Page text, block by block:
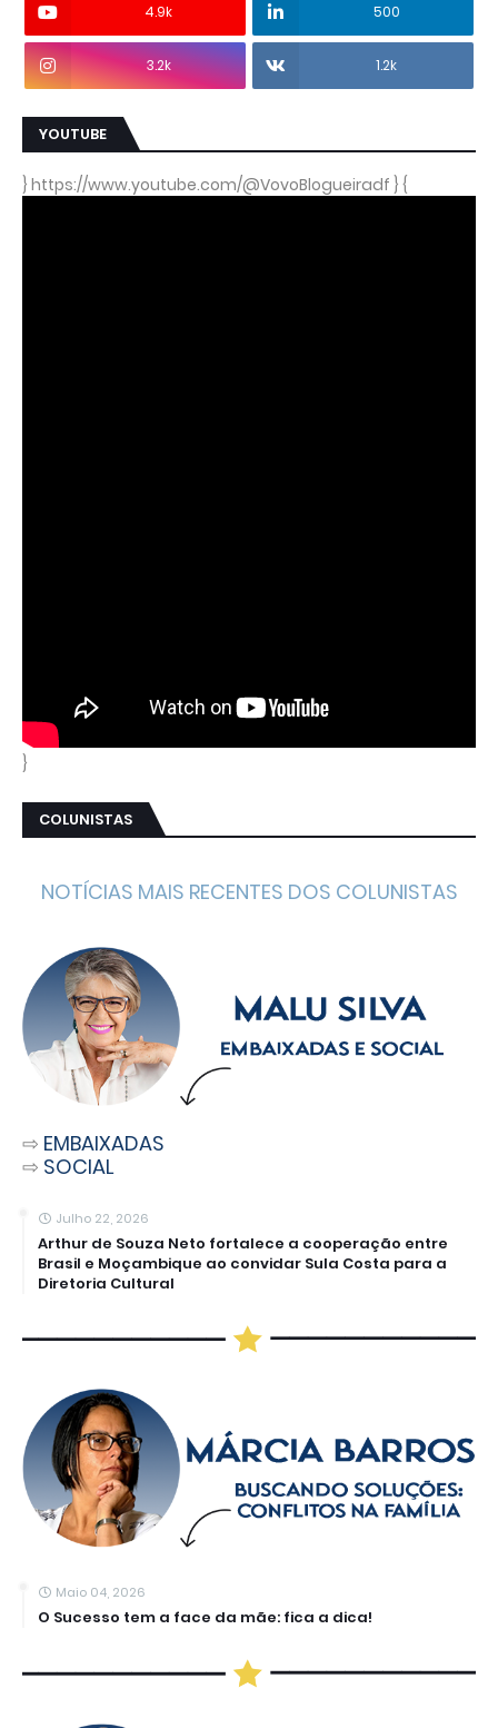
4.9k 500
3.2k 1.2k
YOUTUBE
} https://www.youtube.com/@VovoBlogueiradf } {
}
COLUNISTAS
NOTÍCIAS MAIS RECENTES DOS COLUNISTAS
⇨ EMBAIXADAS
⇨ SOCIAL
Julho 22, 2026
Arthur de Souza Neto fortalece a cooperação entre
Brasil e Moçambique ao convidar Sula Costa para a
Diretoria Cultural
Maio 04, 2026
O Sucesso tem a face da mãe: fica a dica!